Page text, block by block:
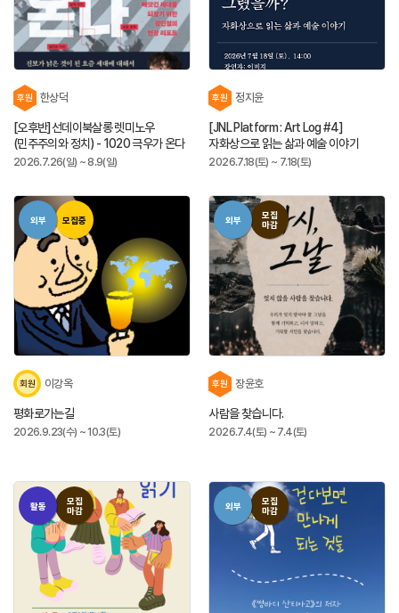
후원 한상덕
[오후반]선데이북살롱 렛미노우
(민주주의와 정치) - 1020 극우가 온다
2026.7.26(일) ~ 8.9(일)
후원 정지윤
[JNL Platform : Art Log #4]
자화상으로 읽는 삶과 예술 이야기
2026.7.18(토) ~ 7.18(토)
외부 모집중
회원 이강옥
평화로가는길
2026.9.23(수) ~ 10.3(토)
외부
모집
마감
후원 장윤호
사람을 찾습니다.
2026.7.4(토) ~ 7.4(토)
활동
모집
마감
외부
모집
마감